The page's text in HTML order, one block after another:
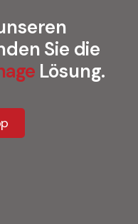
Sie die
Lösung.